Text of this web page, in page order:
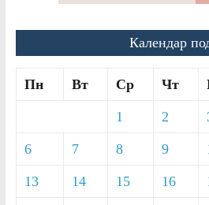
Календар
Пн Вт Ср Чт
1 2
6 7 8 9
13 14 15 16